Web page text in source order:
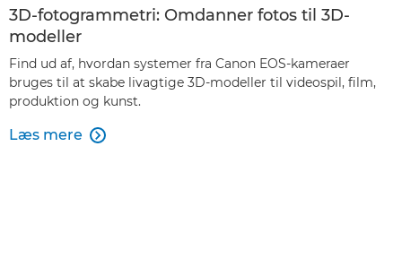
3D-fotogrammetri: Omdanner fotos til 3D-
modeller
Find ud af, hvordan systemer fra Canon EOS-kameraer
bruges til at skabe livagtige 3D-modeller til videospil, film,
produktion og kunst.
Læs mere 